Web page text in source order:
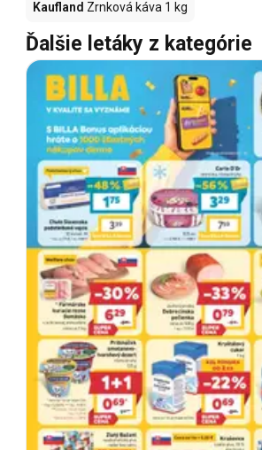
Kaufland Zrnková káva 1 kg
Ďalšie letáky z kategórie